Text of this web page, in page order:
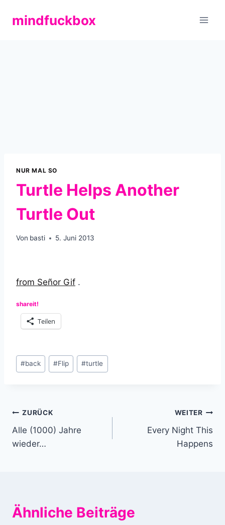
Inhaltmindfuckbox
NUR MAL SO
Turtle Helps Another
Turtle Out
Von basti 5. Juni 2013
from Señor Gif .
shareit!
Teilen
Schlagworte:
#back #Flip #turtle
Beitragsnavigation
ZURÜCK
Alle (1000) Jahre
wieder…
WEITER
Every Night This
Happens
Ähnliche Beiträge